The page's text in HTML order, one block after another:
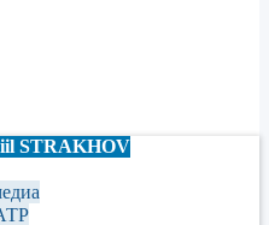
STRAKHOV